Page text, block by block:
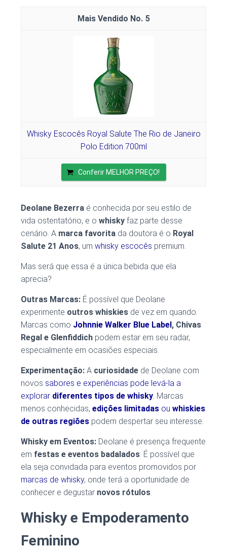
5
Whisky Escocês Royal Salute The Rio de Janeiro
Polo Edition 700ml
Conferir MELHOR PREÇO!
Deolane Bezerra é conhecida por seu estilo de
vida ostentatório, e o whisky faz parte desse
cenário. A marca favorita da doutora é o Royal
Salute 21 Anos, um whisky escocês premium.
Mas será que essa é a única bebida que ela
aprecia?
Outras Marcas: É possível que Deolane
experimente outros whiskies de vez em quando.
Marcas como Johnnie Walker Blue Label, Chivas
Regal e Glenfiddich podem estar em seu radar,
especialmente em ocasiões especiais.
Experimentação: A curiosidade de Deolane com
novos sabores e experiências pode levá-la a
explorar diferentes tipos de whisky . Marcas
menos conhecidas, edições limitadas ou whiskies
de outras regiões podem despertar seu interesse.
Whisky em Eventos: Deolane é presença frequente
em festas e eventos badalados . É possível que
ela seja convidada para eventos promovidos por
marcas de whisky, onde terá a oportunidade de
conhecer e degustar novos rótulos
Whisky e Empoderamento
Feminino